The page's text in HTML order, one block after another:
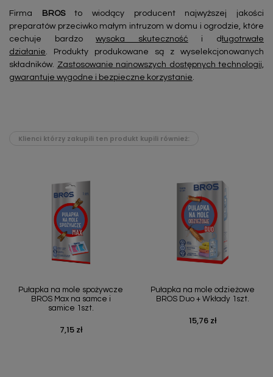
Firma BROSto wiodący producent najwyższej jakości
preparatów przeciwko małym intruzom w domu i ogrodzie, które
cechuje bardzowysoka skuteczność i długotrwałe
działanie. Produkty produkowane są z wyselekcjonowanych
składników. Zastosowanie najnowszych dostępnych technologii,
gwarantuje wygodne i bezpieczne korzystanie.
Klienci którzy zakupili ten produkt kupili również:
Pułapka na mole spożywcze
BROS Max na samce i
samice 1szt.
Cena
7,15 zł
Pułapka na mole odzieżowe
BROS Duo + Wkłady 1szt.
Cena
15,76 zł